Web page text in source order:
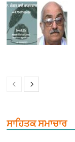
ਸਾਹਿਤਕ ਸਮਾਚਾਰ